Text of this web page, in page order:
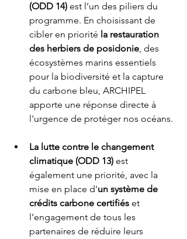
(ODD 14) est l’un des piliers du
programme. En choisissant de
cibler en priorité la restauration
des herbiers de posidonie, des
écosystèmes marins essentiels
pour la biodiversité et la capture
du carbone bleu, ARCHIPEL
apporte une réponse directe à
l'urgence de protéger nos océans.
La lutte contre le changement
climatique (ODD 13) est
également une priorité, avec la
mise en place d'un système de
crédits carbone certifiés et
l’engagement de tous les
partenaires de réduire leurs